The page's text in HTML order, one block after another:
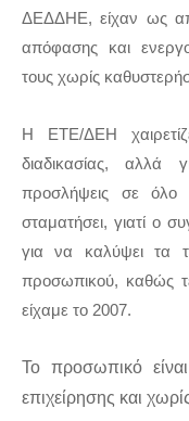
ΔΕΔΔΗΕ, είχαν ως
απόφασης και
τους χωρίς
Η ΕΤΕ/ΔΕΗ
διαδικασίας,
προσλήψεις σε όλο
σταματήσει, γιατί ο
για να καλύψει τα
προσωπικού, καθώς
είχαμε το 2007.
Το προσωπικό
επιχείρησης και